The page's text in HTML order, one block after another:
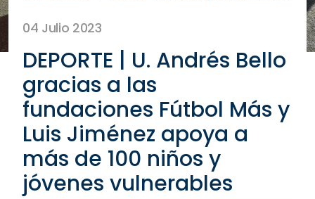
04 Julio 2023
DEPORTE | U. Andrés Bello
gracias a las
fundaciones Fútbol Más y
Luis Jiménez apoya a
más de 100 niños y
jóvenes vulnerables